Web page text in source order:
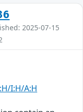
2025-07-15
I:H/A:H